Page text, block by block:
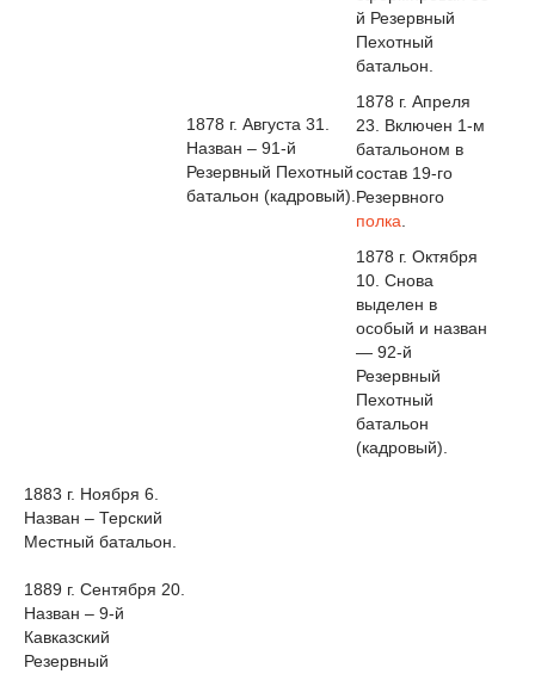
1878 г. Августа 31.
Назван – 91-й
Резервный Пехотный
батальон (кадровый).
й Резервный
Пехотный
батальон.
1878 г. Апреля
23. Включен 1-м
батальоном в
состав 19-го
Резервного
полка
1878 г. Октября
10. Снова
выделен в
особый и назван
— 92-й
Резервный
Пехотный
батальон
(кадровый).
1883 г. Ноября 6.
Назван – Терский
Местный батальон.
1889 г. Сентября 20.
Назван – 9-й
Кавказский
Резервный